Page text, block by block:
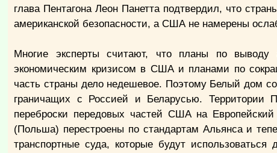
глава Пентагона Леон Панетта подтвердил, что
американской безопасности, а США не намерены
Многие эксперты считают, что планы по выводу
экономическим кризисом в США и планами по
часть страны дело недешевое. Поэтому Белый дом
граничащих с Россией и Беларусью.
переброски передовых частей США на
(Польша) перестроены по стандартам Альянса и
транспортные суда, которые будут